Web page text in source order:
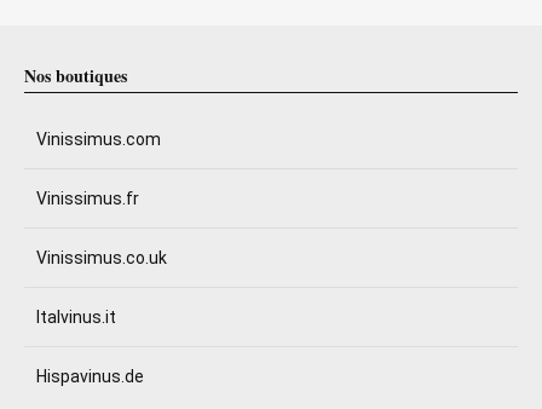
Nos boutiques
Vinissimus.com
Vinissimus.fr
Vinissimus.co.uk
Italvinus.it
Hispavinus.de